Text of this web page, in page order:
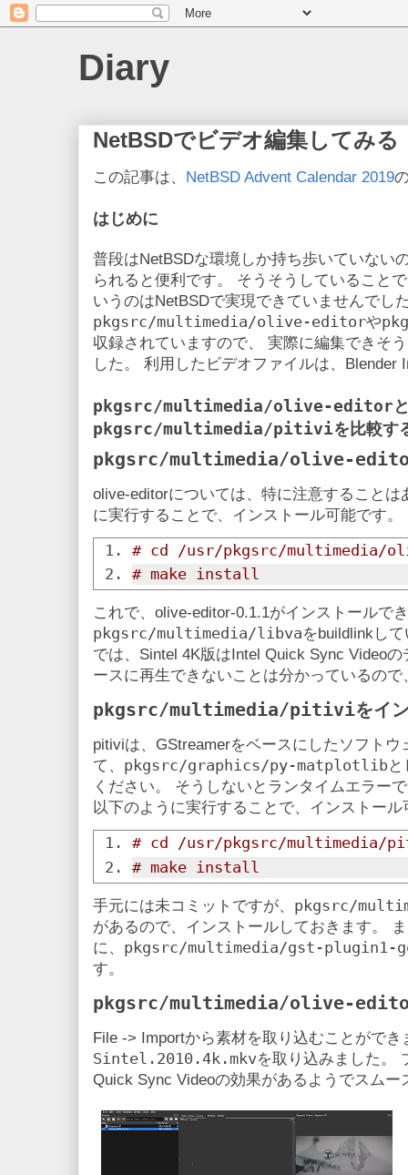
Diary
NetBSDでビデオ編集してみる
この記事は、 NetBSD Advent Calendar 2019
はじめに
普段はNetBSDな環境しか持ち歩いていない
られると便利です。 そうそうしていること
いうのはNetBSDで実現できていませんでし
pkgsrc/multimedia/olive-editorや
収録されていますので、 実際に編集できそ
した。 利用したビデオファイルは、Blender
pkgsrc/multimedia/olive-editor
pkgsrc/multimedia/pitiviを比較す
pkgsrc/multimedia/olive-
olive-editorについては、特に注意すること
に実行することで、インストール可能です。
# cd /usr/pkgsrc/multimedia/
# make install
これで、olive-editor-0.1.1がインストールで
pkgsrc/multimedia/libvaをbuildlinkし
では、Sintel 4K版はIntel Quick Sync Video
ースに再生できないことは分かっているの
pkgsrc/multimedia/pitiviをイ
pitiviは、GStreamerをベースにしたソフト
て、 pkgsrc/graphics/py-matplotlib
ください。 そうしないとランタイムエラー
以下のように実行することで、インストール
# cd /usr/pkgsrc/multimedia/
# make install
手元には未コミットですが、 pkgsrc/
があるので、インストールしておきます。
に、 pkgsrc/multimedia/gst-plugin1-
す。
pkgsrc/multimedia/olive-
File -> Importから素材を取り込むことができ
Sintel.2010.4k.mkvを取り込みました。
Quick Sync Videoの効果があるようでスムー